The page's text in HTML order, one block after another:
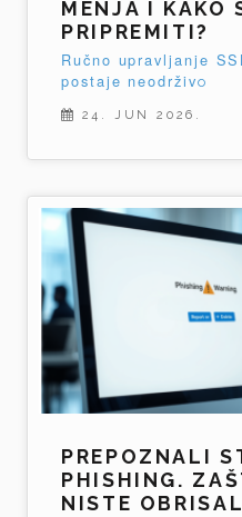
MENJA I KAKO
PRIPREMITI?
Ručno upravljanje
postaje neodrživо
24. JUN 2026.
PREPOZNALI
PHISHING.
NISTE